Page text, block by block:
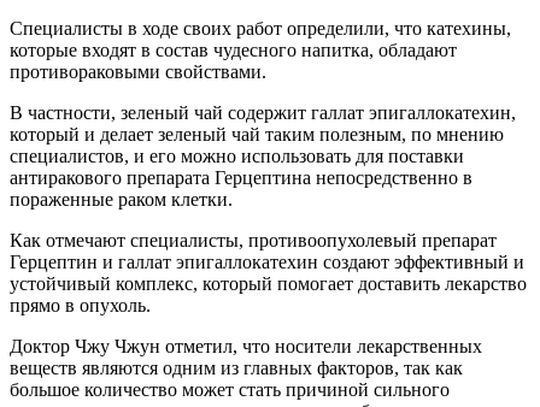
Специалисты в ходе своих работ определили, что катехины,
которые входят в состав чудесного напитка, обладают
противораковыми свойствами.
В частности, зеленый чай содержит галлат эпигаллокатехин,
который и делает зеленый чай таким полезным, по мнению
специалистов, и его можно использовать для поставки
антиракового препарата Герцептина непосредственно в
пораженные раком клетки.
Как отмечают специалисты, противоопухолевый препарат
Герцептин и галлат эпигаллокатехин создают эффективный и
устойчивый комплекс, который помогает доставить лекарство
прямо в опухоль.
Доктор Чжу Чжун отметил, что носители лекарственных
веществ являются одним из главных факторов, так как
большое количество может стать причиной сильного